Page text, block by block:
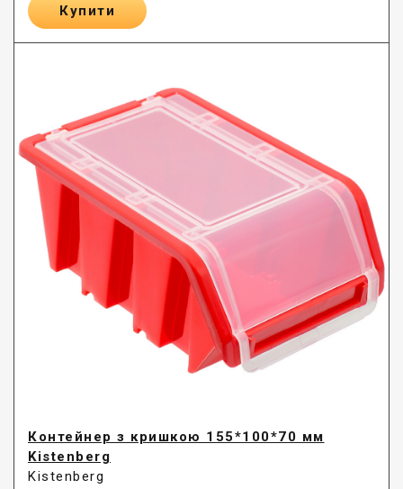
Купити
Контейнер з кришкою 155*100*70 мм
Kistenberg
Kistenberg